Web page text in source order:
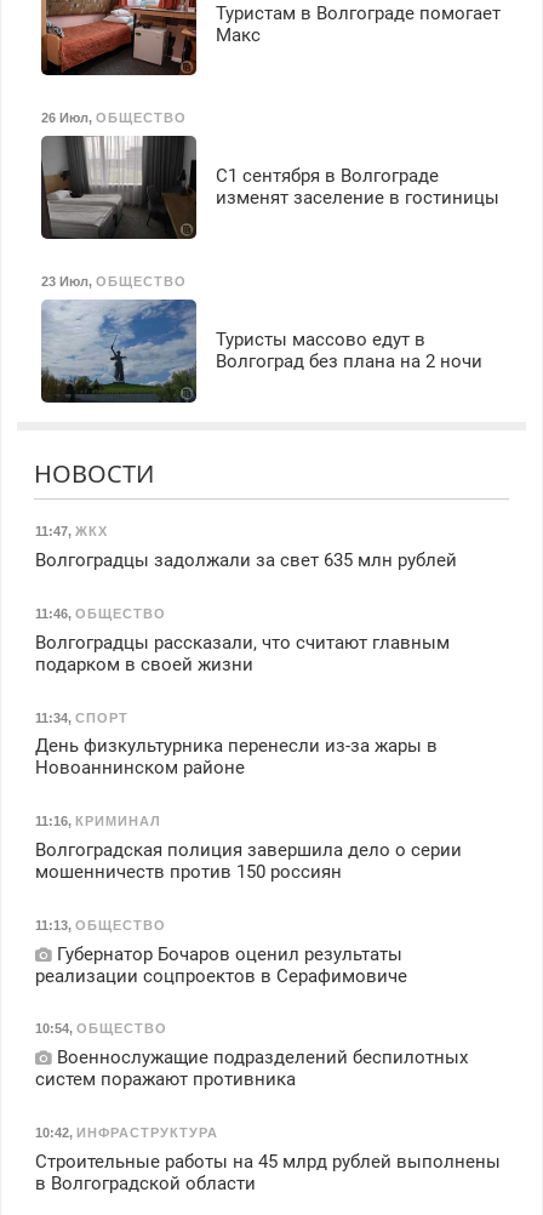
Туристам в Волгограде помогает
Макс
26 Июл, ОБЩЕСТВО
С1 сентября в Волгограде
изменят заселение в гостиницы
23 Июл, ОБЩЕСТВО
Туристы массово едут в
Волгоград без плана на 2 ночи
НОВОСТИ
11:47, ЖКХ
Волгоградцы задолжали за свет 635 млн рублей
11:46, ОБЩЕСТВО
Волгоградцы рассказали, что считают главным
подарком в своей жизни
11:34, СПОРТ
День физкультурника перенесли из-за жары в
Новоаннинском районе
11:16, КРИМИНАЛ
Волгоградская полиция завершила дело о серии
мошенничеств против 150 россиян
11:13, ОБЩЕСТВО
Губернатор Бочаров оценил результаты
реализации соцпроектов в Серафимовиче
10:54, ОБЩЕСТВО
Военнослужащие подразделений беспилотных
систем поражают противника
10:42, ИНФРАСТРУКТУРА
Строительные работы на 45 млрд рублей выполнены
в Волгоградской области